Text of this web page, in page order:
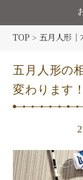
TOP > 五月人形｜
五月人形の
変わります！